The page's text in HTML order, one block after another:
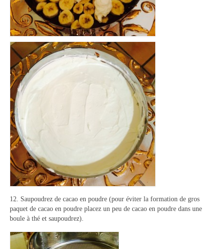
12. Saupoudrez de cacao en poudre (pour éviter la formation de gros
paquet de cacao en poudre placez un peu de cacao en poudre dans une
boule à thé et saupoudrez).